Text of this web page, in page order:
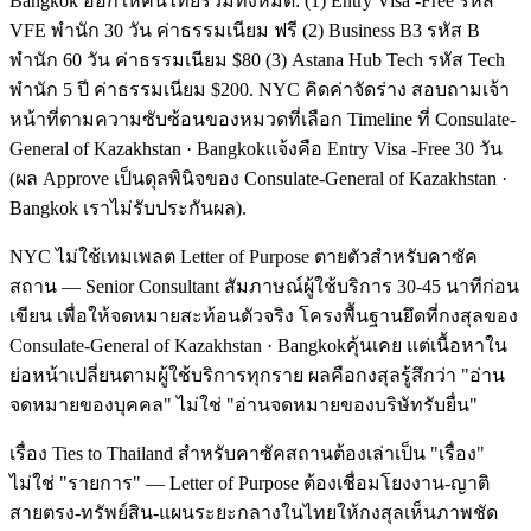
VFE พำนัก 30 วัน ค่าธรรมเนียม ฟรี (2) Business B3 รหัส B
พำนัก 60 วัน ค่าธรรมเนียม $80 (3) Astana Hub Tech รหัส Tech
พำนัก 5 ปี ค่าธรรมเนียม $200. NYC คิดค่าจัดร่าง สอบถามเจ้า
หน้าที่ตามความซับซ้อนของหมวดที่เลือก Timeline ที่ Consulate-
General of Kazakhstan · Bangkokแจ้งคือ Entry Visa -Free 30 วัน
(ผล Approve เป็นดุลพินิจของ Consulate-General of Kazakhstan ·
Bangkok เราไม่รับประกันผล).
NYC ไม่ใช้เทมเพลต Letter of Purpose ตายตัวสำหรับคาซัค
สถาน — Senior Consultant สัมภาษณ์ผู้ใช้บริการ 30-45 นาทีก่อน
เขียน เพื่อให้จดหมายสะท้อนตัวจริง โครงพื้นฐานยึดที่กงสุลของ
Consulate-General of Kazakhstan · Bangkokคุ้นเคย แต่เนื้อหาใน
ย่อหน้าเปลี่ยนตามผู้ใช้บริการทุกราย ผลคือกงสุลรู้สึกว่า "อ่าน
จดหมายของบุคคล" ไม่ใช่ "อ่านจดหมายของบริษัทรับยื่น"
เรื่อง Ties to Thailand สำหรับคาซัคสถานต้องเล่าเป็น "เรื่อง"
ไม่ใช่ "รายการ" — Letter of Purpose ต้องเชื่อมโยงงาน-ญาติ
สายตรง-ทรัพย์สิน-แผนระยะกลางในไทยให้กงสุลเห็นภาพชัด